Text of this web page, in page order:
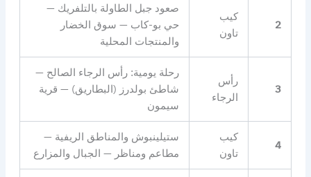
2
كيب
تاون
صعود جبل الطاولة بالتلفريك —
حي بو-كاب — سوق الخضار
والمنتجات المحلية
3
رأس
الرجاء
رحلة يومية: رأس الرجاء الصالح —
شاطئ بولدرز (البطاريق) — قرية
سيمون
4
كيب
تاون
ستيلينبوش والمناطق الريفية —
مطاعم ومناظر — الجبال والمزارع